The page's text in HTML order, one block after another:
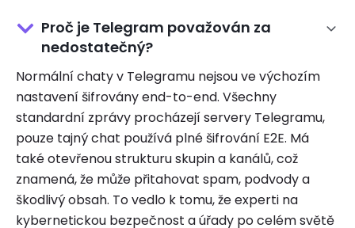
Proč je Telegram považován za
nedostatečný?
Normální chaty v Telegramu nejsou ve výchozím
nastavení šifrovány end-to-end. Všechny
standardní zprávy procházejí servery Telegramu,
pouze tajný chat používá plné šifrování E2E. Má
také otevřenou strukturu skupin a kanálů, což
znamená, že může přitahovat spam, podvody a
škodlivý obsah. To vedlo k tomu, že experti na
kybernetickou bezpečnost a úřady po celém světě